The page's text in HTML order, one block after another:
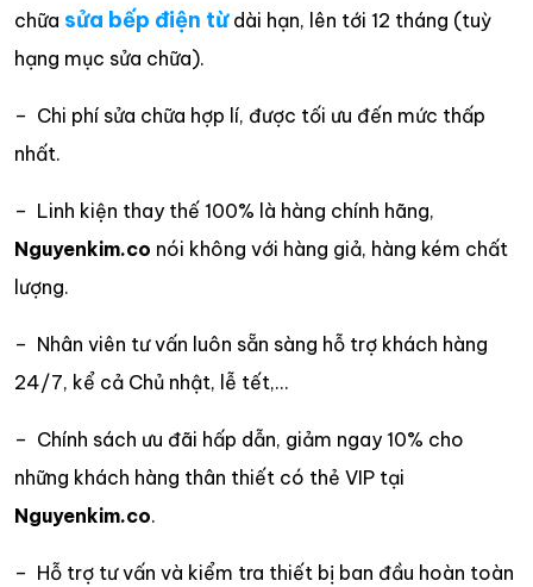
chữa sửa bếp điện từ dài hạn, lên tới 12 tháng (tuỳ
hạng mục sửa chữa).
– Chi phí sửa chữa hợp lí, được tối ưu đến mức thấp
nhất.
– Linh kiện thay thế 100% là hàng chính hãng,
Nguyenkim.co nói không với hàng giả, hàng kém chất
lượng.
– Nhân viên tư vấn luôn sẵn sàng hỗ trợ khách hàng
24/7, kể cả Chủ nhật, lễ tết,…
– Chính sách ưu đãi hấp dẫn, giảm ngay 10% cho
những khách hàng thân thiết có thẻ VIP tại
Nguyenkim.co.
– Hỗ trợ tư vấn và kiểm tra thiết bị ban đầu hoàn toàn